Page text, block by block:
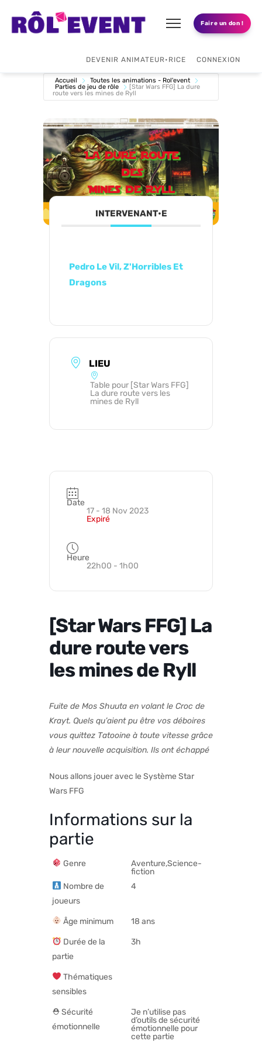
Faire un don !
DEVENIR ANIMATEUR•RICE CONNEXION
Accueil
Toutes les animations - Rol'event
Parties de jeu de rôle
[Star Wars FFG] La dure
route vers les mines de Ryll
INTERVENANT•E
Pedro Le Vil, Z'Horribles Et
Dragons
LIEU
Table pour [Star Wars FFG]
La dure route vers les
mines de Ryll
Date
17 - 18 Nov 2023
Expiré
Heure
22h00 - 1h00
[Star Wars FFG] La
dure route vers
les mines de Ryll
Fuite de Mos Shuuta en volant le Croc de
Krayt. Quels qu’aient pu être vos déboires
vous quittez Tatooine à toute vitesse grâce
à leur nouvelle acquisition. Ils ont échappé
Nous allons jouer avec le Système Star
Wars FFG
Informations sur la
partie
Genre
Aventure,Science-
fiction
Nombre de
joueurs
4
Âge minimum 18 ans
Durée de la
partie
3h
Thématiques
sensibles
⛑ Sécurité
émotionnelle
Je n’utilise pas
d’outils de sécurité
émotionnelle pour
cette partie